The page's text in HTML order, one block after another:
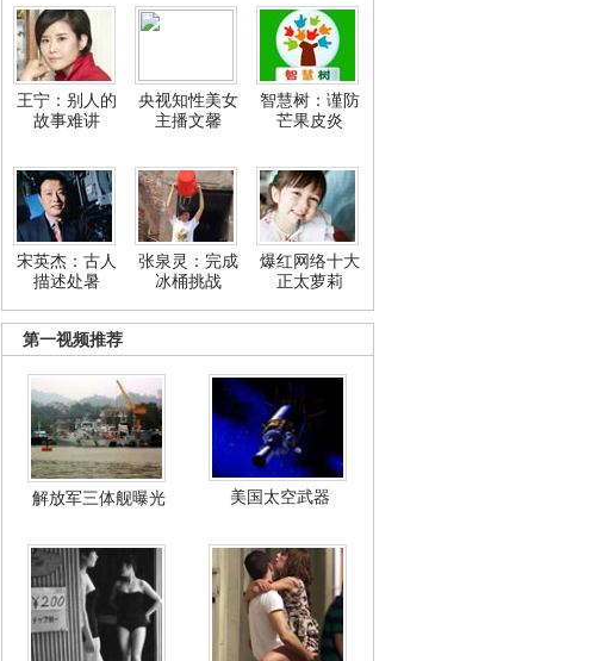
王宁：别人的
故事难讲
央视知性美女
主播文馨
智慧树：谨防
芒果皮炎
宋英杰：古人
描述处暑
张泉灵：完成
冰桶挑战
爆红网络十大
正太萝莉
第一视频推荐
解放军三体舰曝光 美国太空武器